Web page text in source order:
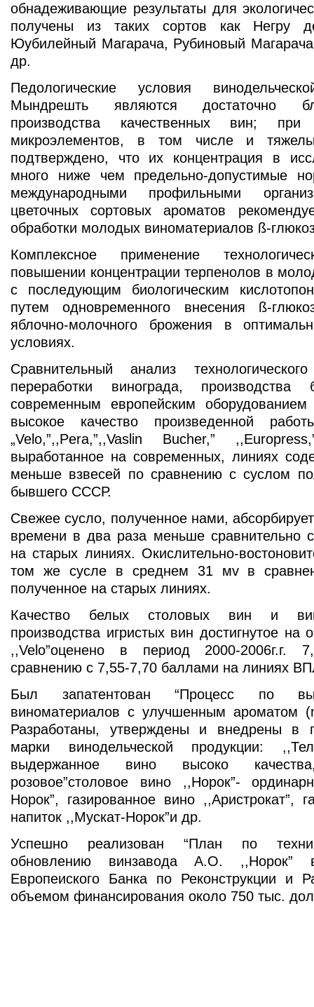
обнадеживающие результаты для
получены из таких сортов как Негру
Юубилейный Магарача, Рубиновый
др.
Педологические условия
Мындрешть являются достаточно
производства качественных вин; при
микроэлементов, в том числе и
подтверждено, что их концентрация в
много ниже чем предельно-допустимые
международными профильными
цветочных сортовых ароматов
обработки молодых виноматериалов ß-
Комплексное применение
повышении концентрации терпенолов в
с последующим биологическим
путем одновременного внесения ß-
яблочно-молочного брожения в
условиях.
Сравнительный анализ
переработки винограда,
современным европейским
высокое качество произведенной
„Velo,”,,Pera,”,,Vaslin Bucher,”
выработанное на современных, линиях
меньше взвесей по сравнению с суслом
бывшего СССР.
Свежее сусло, полученное нами,
времени в два раза меньше сравнительно
на старых линиях. Окислительно-
том же сусле в среднем 31 мv в
полученное на старых линиях.
Качество белых столовых вин и
производства игристых вин достигнутое
,,Velo”оценено в период 2000-2006г.г.
сравнению с 7,55-7,70 баллами на линиях
Был запатентован “Процесс по
виноматериалов с улучшенным ароматом
Разработаны, утверждены и внедрены в
марки винодельческой продукции:
выдержанное вино высоко
розовое”столовое вино ,,Норок”-
Норок”, газированное вино ,,Аристрокат”,
напиток ,,Мускат-Норок”и др.
Успешно реализован “План по
обновлению винзавода А.О. ,,Норок”
Европеиского Банка по Реконструкции и
объемом финансирования около 750 тыс.